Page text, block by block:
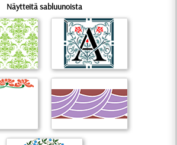
Näytteitä sabluunoista